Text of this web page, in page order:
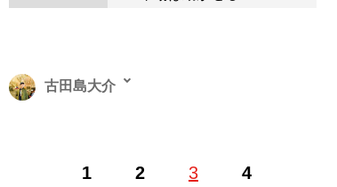
1 2 3 4
古田島大介
カルチャーなど興味関心の湧く分野を中心に執筆活動を